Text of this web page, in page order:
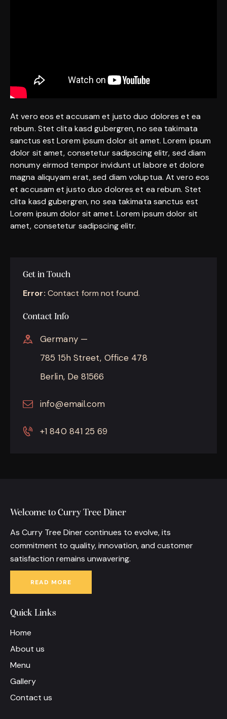
At vero eos et accusam et justo duo dolores et ea
rebum. Stet clita kasd gubergren, no sea takimata
sanctus est Lorem ipsum dolor sit amet. Lorem ipsum
dolor sit amet, consetetur sadipscing elitr, sed diam
nonumy eirmod tempor invidunt ut labore et dolore
magna aliquyam erat, sed diam voluptua. At vero eos
et accusam et justo duo dolores et ea rebum. Stet
clita kasd gubergren, no sea takimata sanctus est
Lorem ipsum dolor sit amet. Lorem ipsum dolor sit
amet, consetetur sadipscing elitr.
Get in Touch
Error: Contact form not found.
Contact Info
Germany —
785 15h Street, Office 478
Berlin, De 81566
info@email.com
+1 840 841 25 69
Welcome to Curry Tree Diner
As Curry Tree Diner continues to evolve, its
commitment to quality, innovation, and customer
satisfaction remains unwavering.
READ MORE
Quick Links
Home
About us
Menu
Gallery
Contact us